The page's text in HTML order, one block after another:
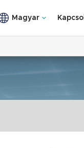
Magyar